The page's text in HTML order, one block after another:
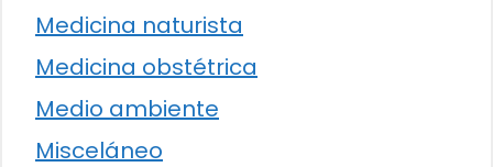
Medicina naturista
Medicina obstétrica
Medio ambiente
Misceláneo